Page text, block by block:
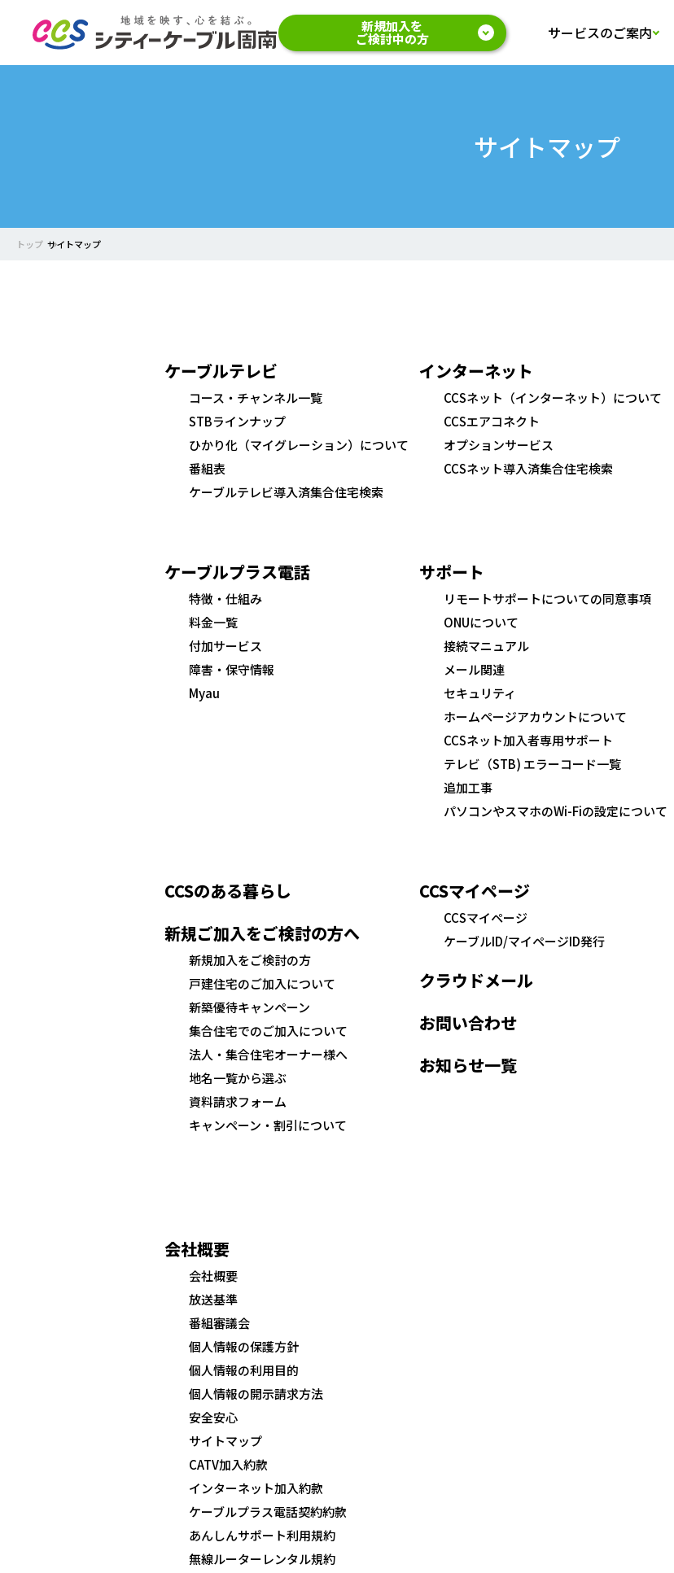
新規加入を
ご検討中の方 サービスのご案内
サイトマップ
トップ サイトマップ
ケーブルテレビ
コース・チャンネル一覧
STBラインナップ
ひかり化（マイグレーション）について
番組表
ケーブルテレビ導入済集合住宅検索
インターネット
CCSネット（インターネット）について
CCSエアコネクト
オプションサービス
CCSネット導入済集合住宅検索
ケーブルプラス電話
特徴・仕組み
料金一覧
付加サービス
障害・保守情報
Myau
サポート
リモートサポートについての同意事項
ONUについて
接続マニュアル
メール関連
セキュリティ
ホームページアカウントについて
CCSネット加入者専用サポート
テレビ（STB) エラーコード一覧
追加工事
パソコンやスマホのWi-Fiの設定について
CCSのある暮らし
新規ご加入をご検討の方へ
新規加入をご検討の方
戸建住宅のご加入について
新築優待キャンペーン
集合住宅でのご加入について
法人・集合住宅オーナー様へ
地名一覧から選ぶ
資料請求フォーム
キャンペーン・割引について
CCSマイページ
CCSマイページ
ケーブルID/マイページID発行
クラウドメール
お問い合わせ
お知らせ一覧
会社概要
会社概要
放送基準
番組審議会
個人情報の保護方針
個人情報の利用目的
個人情報の開示請求方法
安全安心
サイトマップ
CATV加入約款
インターネット加入約款
ケーブルプラス電話契約約款
あんしんサポート利用規約
無線ルーターレンタル規約